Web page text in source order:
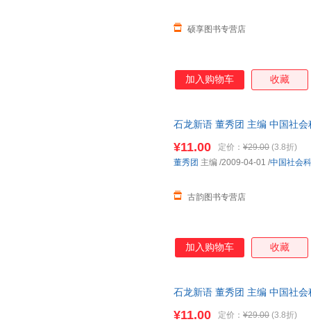
硕享图书专营店
加入购物车 收藏
石龙新语 董秀团 主编 中国社
¥11.00 定价： ¥29.00 (3.8折)
古韵图书专营店
董秀团 主编 /2009-04-01 /中国社会
加入购物车 收藏
石龙新语 董秀团 主编 中国社
¥11.00 定价： ¥29.00 (3.8折)